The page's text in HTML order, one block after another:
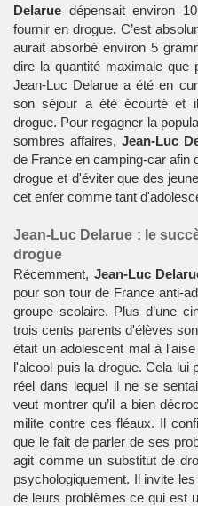
Delarue dépensait environ
fournir en drogue. C’est
aurait absorbé environ 5
dire la quantité maximale que
Jean-Luc Delarue a été en
son séjour a été écourté et
drogue. Pour regagner la
sombres affaires, Jean-Luc
de France en camping-car afin
drogue et d'éviter que des
cet enfer comme tant
Jean-Luc Delarue : le
drogue
Récemment, Jean-Luc
pour son tour de France anti-
groupe scolaire. Plus d’une
trois cents parents d'élèves
était un adolescent mal à
l'alcool puis la drogue. Cela lui
réel dans lequel il ne se
veut montrer qu’il a bien
milite contre ces fléaux. Il
que le fait de parler de ses
agit comme un substitut de
psychologiquement. Il invite
de leurs problèmes ce qui est